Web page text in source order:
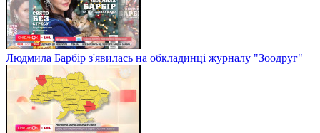
Людмила Барбір з'явилась на обкладинці журналу "Зоодруг"